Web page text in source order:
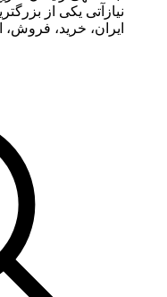
نیازآتی یکی از
ایران، خرید، فروش،